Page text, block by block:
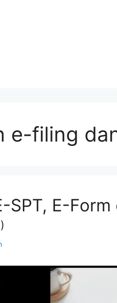
e-filing
SPT, E-